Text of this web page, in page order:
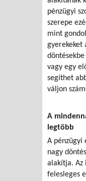
pénzügyi
szerepe
mint
gyerekeket
döntésekbe
vagy egy
segíthet
váljon
A
legtöbb
A pénzügyi
nagy
alakítja. Az
felesleges